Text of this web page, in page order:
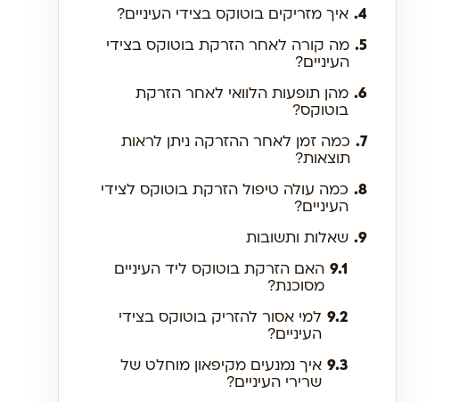
4. איך מזריקים בוטוקס בצידי העיניים?
5. מה קורה לאחר הזרקת בוטוקס בצידי
העיניים?
6. מהן תופעות הלוואי לאחר הזרקת
בוטוקס?
7. כמה זמן לאחר ההזרקה ניתן לראות
תוצאות?
8. כמה עולה טיפול הזרקת בוטוקס לצידי
העיניים?
9. שאלות ותשובות
9.1 האם הזרקת בוטוקס ליד העיניים
מסוכנת?
9.2 למי אסור להזריק בוטוקס בצידי
העיניים?
9.3 איך נמנעים מקיפאון מוחלט של
שרירי העיניים?